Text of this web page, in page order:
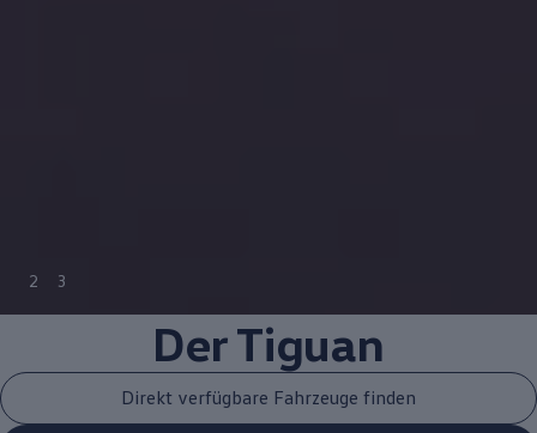
2 3
DerTiguan
Direkt verfügbare Fahrzeuge finden